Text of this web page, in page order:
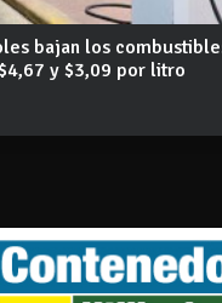
bajan los
y $3,09 por litro